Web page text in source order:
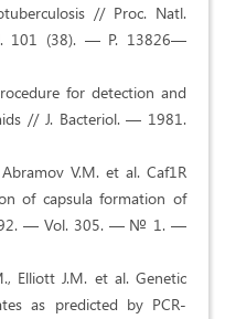
// Proc. Natl.
101 (38). — P. 13826—
for detection and
// J. Bacteriol. — 1981.
V.M. et al. Caf1R
of capsula formation of
— Vol. 305. — № 1. —
Elliott J.M. et al. Genetic
as predicted by PCR-